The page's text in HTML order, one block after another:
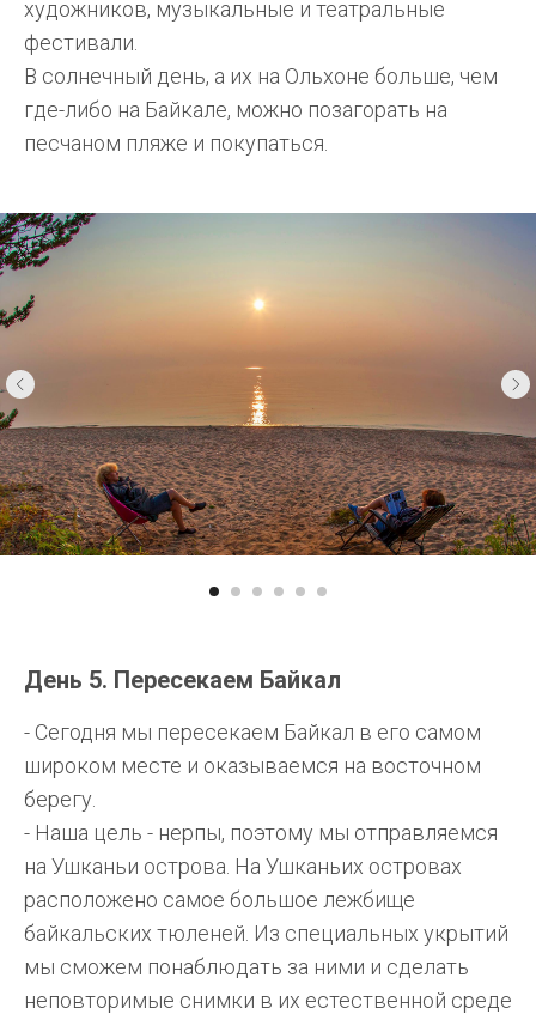
художников, музыкальные и театральные
фестивали.
В солнечный день, а их на Ольхоне больше, чем
где-либо на Байкале, можно позагорать на
песчаном пляже и покупаться.
День 5. Пересекаем Байкал
- Сегодня мы пересекаем Байкал в его самом
широком месте и оказываемся на восточном
берегу.
- Наша цель - нерпы, поэтому мы отправляемся
на Ушканьи острова. На Ушканьих островах
расположено самое большое лежбище
байкальских тюленей. Из специальных укрытий
мы сможем понаблюдать за ними и сделать
неповторимые снимки в их естественной среде